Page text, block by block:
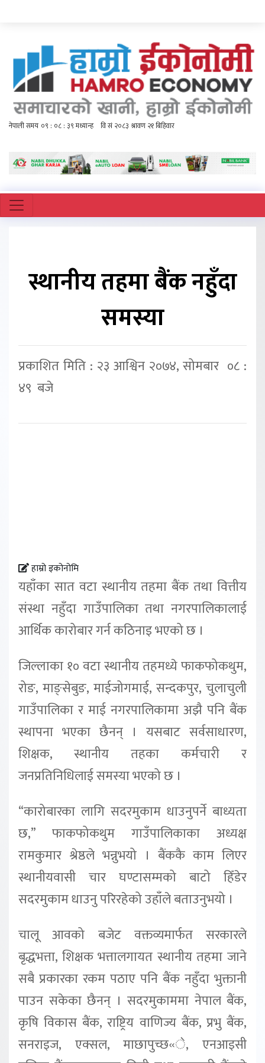
स्थानीय तहमा बैंक नहुँदा
समस्या
प्रकाशित मिति : २३ आश्विन २०७४, सोमबार ०८ :
४९ बजे
हाम्रो इकोनोमि
यहाँका सात वटा स्थानीय तहमा बैंक तथा वित्तीय
संस्था नहुँदा गाउँपालिका तथा नगरपालिकालाई
आर्थिक कारोबार गर्न कठिनाइ भएको छ ।
जिल्लाका १० वटा स्थानीय तहमध्ये फाकफोकथुम,
रोङ, माङ्सेबुङ, माईजोगमाई, सन्दकपुर, चुलाचुली
गाउँपालिका र माई नगरपालिकामा अझै पनि बैंक
स्थापना भएका छैनन् । यसबाट सर्वसाधारण,
शिक्षक, स्थानीय तहका कर्मचारी र
जनप्रतिनिधिलाई समस्या भएको छ ।
“कारोबारका लागि सदरमुकाम धाउनुपर्ने बाध्यता
छ,” फाकफोकथुम गाउँपालिकाका अध्यक्ष
रामकुमार श्रेष्ठले भन्नुभयो । बैंककै काम लिएर
स्थानीयवासी चार घण्टासम्मको बाटो हिँडेर
सदरमुकाम धाउनु परिरहेको उहाँले बताउनुभयो ।
चालू आवको बजेट वक्तव्यमार्फत सरकारले
बृद्धभत्ता, शिक्षक भत्तालगायत स्थानीय तहमा जाने
सबै प्रकारका रकम पठाए पनि बैंक नहुँदा भुक्तानी
पाउन सकेका छैनन् । सदरमुकाममा नेपाल बैंक,
कृषि विकास बैंक, राष्ट्रिय वाणिज्य बैंक, प्रभु बैंक,
सनराइज, एक्सल, माछापुच्छ«े, एनआइसी